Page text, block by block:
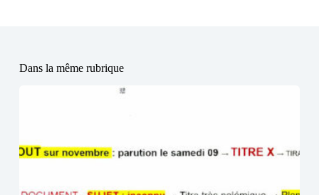
Dans la même rubrique